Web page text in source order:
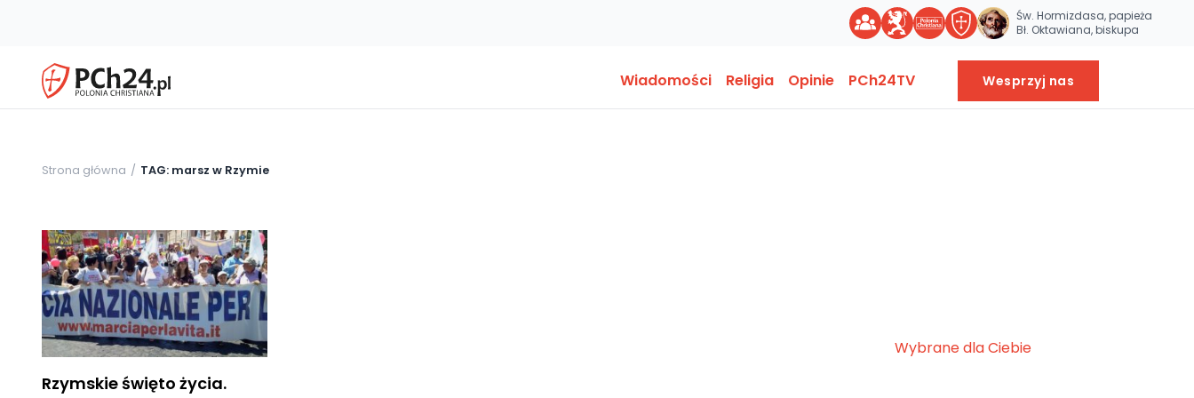
Św. Hormizdasa, papieża
Bł. Oktawiana, biskupa
Wiadomości Religia Opinie PCh24TV Wesprzyj nas
Strona główna TAG: marsz w Rzymie
Rzymskie święto życia.
Wybrane dla Ciebie